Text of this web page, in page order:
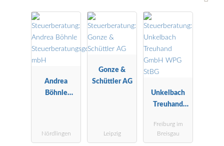
Andrea
Böhnle
Nördlingen
Gonze &
Schüttler AG
Leipzig
Unkelbach
Treuhand
StBG
Freiburg im
Breisgau